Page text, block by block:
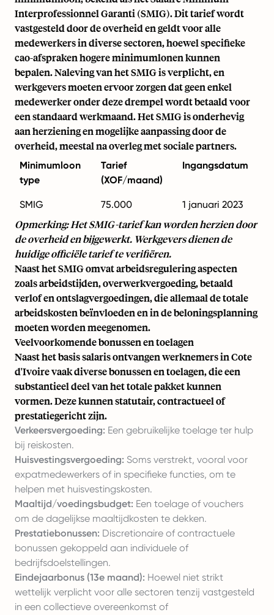
Interprofessionnel Garanti (SMIG). Dit tarief wordt
vastgesteld door de overheid en geldt voor alle
medewerkers in diverse sectoren, hoewel specifieke
cao-afspraken hogere minimumlonen kunnen
bepalen. Naleving van het SMIG is verplicht, en
werkgevers moeten ervoor zorgen dat geen enkel
medewerker onder deze drempel wordt betaald voor
een standaard werkmaand. Het SMIG is onderhevig
aan herziening en mogelijke aanpassing door de
overheid, meestal na overleg met sociale partners.
Minimumloon
type
Tarief
(XOF/maand)
Ingangsdatum
SMIG 75.000 1 januari 2023
Opmerking: Het SMIG-tarief kan worden herzien door
de overheid en bijgewerkt. Werkgevers dienen de
huidige officiële tarief te verifiëren.
Naast het SMIG omvat arbeidsregulering aspecten
zoals arbeidstijden, overwerkvergoeding, betaald
verlof en ontslagvergoedingen, die allemaal de totale
arbeidskosten beïnvloeden en in de beloningsplanning
moeten worden meegenomen.
Veelvoorkomende bonussen en toelagen
Naast het basis salaris ontvangen werknemers in Cote
d'Ivoire vaak diverse bonussen en toelagen, die een
substantieel deel van het totale pakket kunnen
vormen. Deze kunnen statutair, contractueel of
prestatiegericht zijn.
Verkeersvergoeding: Een gebruikelijke toelage ter hulp
bij reiskosten.
Huisvestingsvergoeding: Soms verstrekt, vooral voor
expatmedewerkers of in specifieke functies, om te
helpen met huisvestingskosten.
Maaltijd/voedingsbudget: Een toelage of vouchers
om de dagelijkse maaltijdkosten te dekken.
Prestatiebonussen: Discretionaire of contractuele
bonussen gekoppeld aan individuele of
bedrijfsdoelstellingen.
Eindejaarbonus (13e maand): Hoewel niet strikt
wettelijk verplicht voor alle sectoren tenzij vastgesteld
in een collectieve overeenkomst of